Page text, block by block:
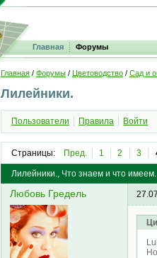
Главная Форумы
Главная / Форумы / Цветоводство / Сад и
Лилейники.
Пользователи Правила Войти
Страницы: Пред. 1 2 3
Лилейники., Что знаем и что имеем.
Любовь Гредель